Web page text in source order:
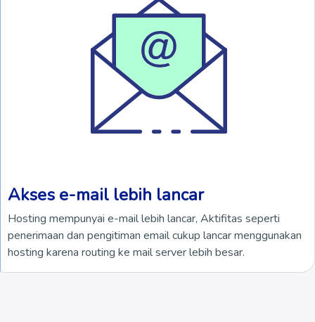
Akses e-mail lebih lancar
Hosting mempunyai e-mail lebih lancar, Aktifitas seperti
penerimaan dan pengitiman email cukup lancar menggunakan
hosting karena routing ke mail server lebih besar.